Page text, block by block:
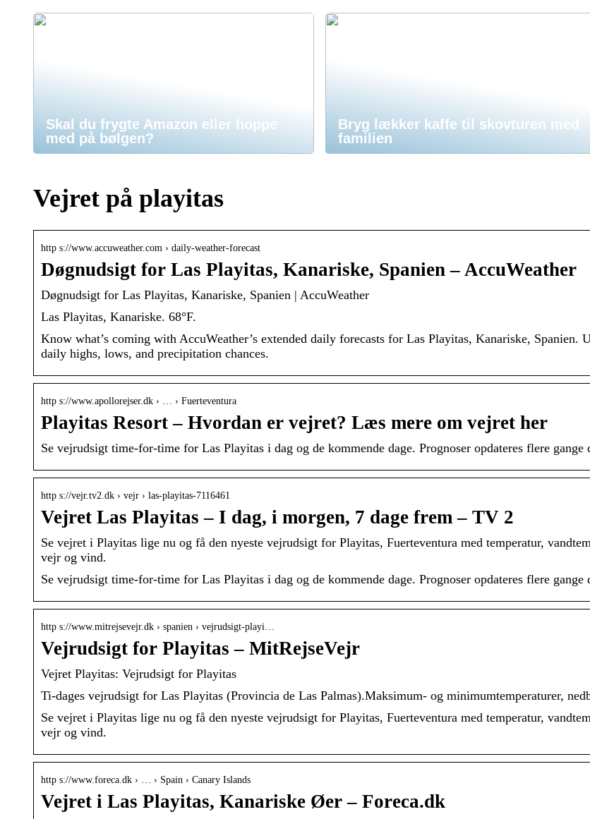
Skal du frygte Amazon eller hoppe
med på bølgen?
Bryg lækker kaffe til skovturen med
familien
Vejret på playitas
http s://www.accuweather.com › daily-weather-forecast
Døgnudsigt for Las Playitas, Kanariske, Spanien – AccuWeather
Døgnudsigt for Las Playitas, Kanariske, Spanien | AccuWeather
Las Playitas, Kanariske. 68°F.
Know what’s coming with AccuWeather’s extended daily forecasts for Las Playitas, Kanariske, Spanien.
daily highs, lows, and precipitation chances.
http s://www.apollorejser.dk › … › Fuerteventura
Playitas Resort – Hvordan er vejret? Læs mere om vejret her
Se vejrudsigt time-for-time for Las Playitas i dag og de kommende dage. Prognoser opdateres flere gange
http s://vejr.tv2.dk › vejr › las-playitas-7116461
Vejret Las Playitas – I dag, i morgen, 7 dage frem – TV 2
Se vejret i Playitas lige nu og få den nyeste vejrudsigt for Playitas, Fuerteventura med temperatur,
vejr og vind.
Se vejrudsigt time-for-time for Las Playitas i dag og de kommende dage. Prognoser opdateres flere gange
http s://www.mitrejsevejr.dk › spanien › vejrudsigt-playi…
Vejrudsigt for Playitas – MitRejseVejr
Vejret Playitas: Vejrudsigt for Playitas
Ti-dages vejrudsigt for Las Playitas (Provincia de Las Palmas).Maksimum- og minimumtemperaturer,
Se vejret i Playitas lige nu og få den nyeste vejrudsigt for Playitas, Fuerteventura med temperatur,
vejr og vind.
http s://www.foreca.dk › … › Spain › Canary Islands
Vejret i Las Playitas, Kanariske Øer – Foreca.dk